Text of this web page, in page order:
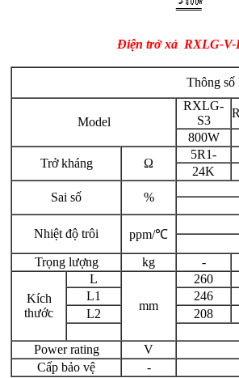
Điện trở xả RXLG-V-
Thông số
Model
RXLG-
S3
800W
Trở kháng
Ω
5R1-
24K
Sai số
%
Nhiệt độ trôi ppm/℃
Trọng lượng
kg -
Kích
thước
L
mm
260
L1
246
L2
208
Power rating
V
Cấp bảo vệ
-